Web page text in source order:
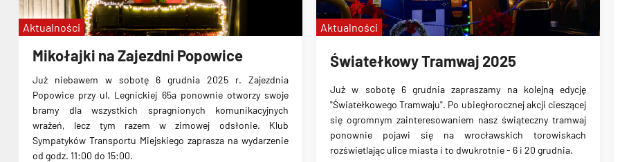
Mikołajki na Zajezdni Popowice
Już niebawem w sobotę 6 grudnia 2025 r. Zajezdnia
Popowice przy ul. Legnickiej 65a ponownie otworzy swoje
bramy dla wszystkich spragnionych komunikacyjnych
wrażeń, lecz tym razem w zimowej odsłonie. Klub
Sympatyków Transportu Miejskiego zaprasza na wydarzenie
od godz. 11:00 do 15:00.
Aktualności
Światełkowy Tramwaj 2025
Już w sobotę 6 grudnia zapraszamy na kolejną edycję
"Światełkowego Tramwaju". Po ubiegłorocznej akcji cieszącej
się ogromnym zainteresowaniem nasz świąteczny tramwaj
ponownie pojawi się na wrocławskich torowiskach
rozświetlając ulice miasta i to dwukrotnie - 6 i 20 grudnia.
Aktualności